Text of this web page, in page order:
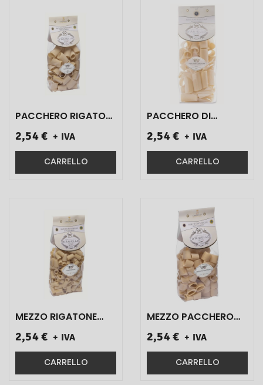
PACCHERO RIGATO
ART.S0610 500 GR 1
PZ}
2,54 € + IVA
CARRELLO
PACCHERO DI
D'ANIELLO ART.S0832
500 GR 1 PZ}
2,54 € + IVA
CARRELLO
MEZZO RIGATONE
ART.S0641 500 GR 1
PZ}
2,54 € + IVA
CARRELLO
MEZZO PACCHERO
D'ANIELLO ART.S0627
500 GR 1 PZ}
2,54 € + IVA
CARRELLO